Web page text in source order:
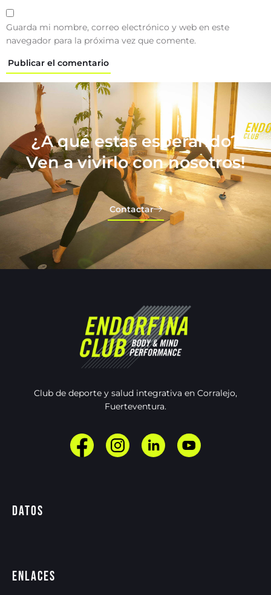
Guarda mi nombre, correo electrónico y web en este
navegador para la próxima vez que comente.
¿A qué estas esperando?
Ven a vivirlo con nosotros!
Contactar
Club de deporte y salud integrativa en Corralejo,
Fuerteventura.
Datos
Enlaces